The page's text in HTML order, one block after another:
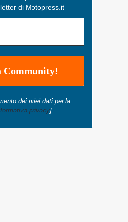
di Motopress.it
dei miei dati per la
privacy]